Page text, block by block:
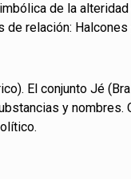
de la
de relación: Halcones
El conjunto Jé
y nombres.